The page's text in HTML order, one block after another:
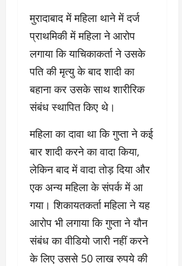
मुरादाबाद में महिला थाने में दर्ज
प्राथमिकी में महिला ने आरोप
लगाया कि याचिकाकर्ता ने उसके
पति की मृत्यु के बाद शादी का
बहाना कर उसके साथ शारीरिक
संबंध स्थापित किए थे।
महिला का दावा था कि गुप्ता ने कई
बार शादी करने का वादा किया,
लेकिन बाद में वादा तोड़ दिया और
एक अन्य महिला के संपर्क में आ
गया। शिकायतकर्ता महिला ने यह
आरोप भी लगाया कि गुप्ता ने यौन
संबंध का वीडियो जारी नहीं करने
के लिए उससे 50 लाख रुपये की